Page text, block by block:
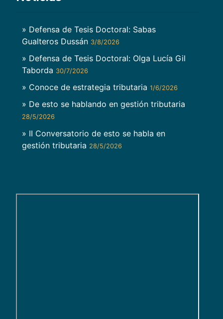
» Defensa de Tesis Doctoral: Sabas
Gualteros Dussán 3/8/2026
» Defensa de Tesis Doctoral: Olga Lucía Gil
Taborda 30/7/2026
» Conoce de estrategia tributaria 1/6/2026
» De esto se hablando en gestión tributaria
28/5/2026
» II Conversatorio de esto se habla en
gestión tributaria 28/5/2026